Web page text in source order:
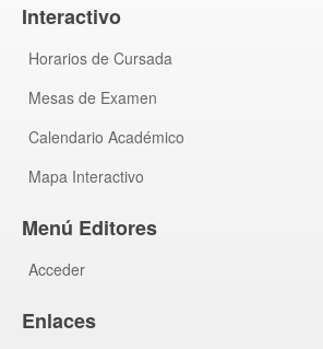
Interactivo
Horarios de Cursada
Mesas de Examen
Calendario Académico
Mapa Interactivo
Menú Editores
Acceder
Enlaces